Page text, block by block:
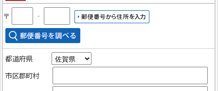
〒 ‐
都道府県
市区郡町村